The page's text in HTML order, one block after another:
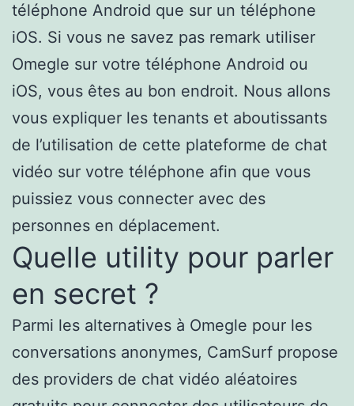
téléphone Android que sur un téléphone
iOS. Si vous ne savez pas remark utiliser
Omegle sur votre téléphone Android ou
iOS, vous êtes au bon endroit. Nous allons
vous expliquer les tenants et aboutissants
de l’utilisation de cette plateforme de chat
vidéo sur votre téléphone afin que vous
puissiez vous connecter avec des
personnes en déplacement.
Quelle utility pour parler
en secret ?
Parmi les alternatives à Omegle pour les
conversations anonymes, CamSurf propose
des providers de chat vidéo aléatoires